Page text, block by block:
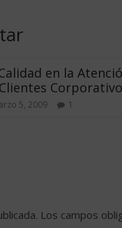
en la
5, 2009 1
Los campos